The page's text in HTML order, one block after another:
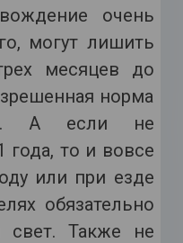
очень
могут лишить
месяцев до
норма
А если не
года, то и вовсе
или при езде
обязательно
свет. Также не